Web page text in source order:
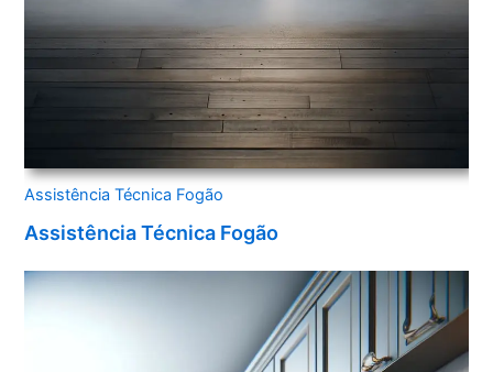
Assistência Técnica Fogão
Assistência Técnica Fogão